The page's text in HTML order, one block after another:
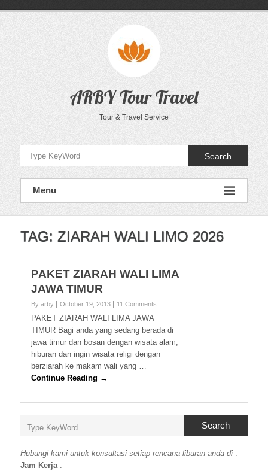
ARBY Tour Travel
Tour & Travel Service
Search
Menu
TAG: ZIARAH WALI LIMO 2026
PAKET ZIARAH WALI LIMA
JAWA TIMUR
By arby October 19, 2013 11 Comments
PAKET ZIARAH WALI LIMA JAWA
TIMUR Bagi anda yang sedang berada di
jawa timur dan bosan dengan wisata alam,
hiburan dan ingin wisata religi dengan
berziarah ke makam wali yang …
Continue Reading →
Search
Hubungi kami untuk konsultasi setiap rencana liburan anda di :
Jam Kerja: